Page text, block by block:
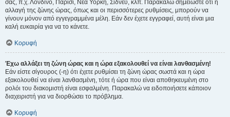
σας, π.χ. Λονδίνο, Παρίσι, Νέα Υόρκη, Σίδνεϋ, κλπ. Παρακαλώ σημειώστε ότι η
αλλαγή της ζώνης ώρας, όπως και οι περισσότερες ρυθμίσεις, μπορούν να
γίνουν μόνον από εγγεγραμμένα μέλη. Εάν δεν έχετε εγγραφεί, αυτή είναι μια
καλή ευκαιρία για να το κάνετε.
Κορυφή
Έχω αλλάξει τη ζώνη ώρας και η ώρα εξακολουθεί να είναι λανθασμένη!
Εάν είστε σίγουρος (-η) ότι έχετε ρυθμίσει τη ζώνη ώρας σωστά και η ώρα
εξακολουθεί να είναι λανθασμένη, τότε ή ώρα που είναι αποθηκευμένη στο
ρολόι του διακομιστή είναι εσφαλμένη. Παρακαλώ να ειδοποιήσετε κάποιον
διαχειριστή για να διορθώσει το πρόβλημα.
Κορυφή